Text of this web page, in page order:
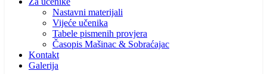
Nastavni materijali
Vijeće učenika
Tabele pismenih provjera
Časopis Mašinac & Sobraćajac
Kontakt
Galerija